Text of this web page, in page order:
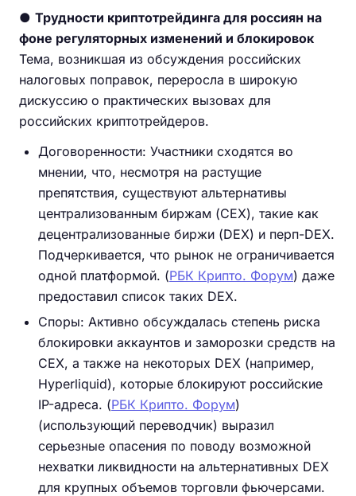
● Трудности криптотрейдинга для россиян на
фоне регуляторных изменений и блокировок
Тема, возникшая из обсуждения российских
налоговых поправок, переросла в широкую
дискуссию о практических вызовах для
российских криптотрейдеров.
Договоренности: Участники сходятся во
мнении, что, несмотря на растущие
препятствия, существуют альтернативы
централизованным биржам (CEX), такие как
децентрализованные биржи (DEX) и перп-DEX.
Подчеркивается, что рынок не ограничивается
одной платформой. (РБК Крипто. Форум) даже
предоставил список таких DEX.
Споры: Активно обсуждалась степень риска
блокировки аккаунтов и заморозки средств на
CEX, а также на некоторых DEX (например,
Hyperliquid), которые блокируют российские
IP-адреса. (РБК Крипто. Форум)
(использующий переводчик) выразил
серьезные опасения по поводу возможной
нехватки ликвидности на альтернативных DEX
для крупных объемов торговли фьючерсами.